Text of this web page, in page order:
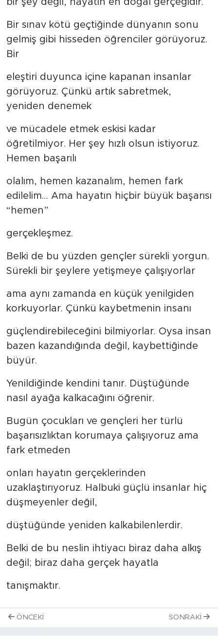
Bir sınav kötü geçtiğinde dünyanın sonu
gelmiş gibi hisseden öğrenciler görüyoruz.
Bir
eleştiri duyunca içine kapanan insanlar
görüyoruz. Çünkü artık sabretmek,
yeniden denemek
ve mücadele etmek eskisi kadar
öğretilmiyor. Her şey hızlı olsun istiyoruz.
Hemen başarılı
olalım, hemen kazanalım, hemen fark
edilelim… Ama hayatın hiçbir büyük başarısı
“hemen”
gerçekleşmez.
Belki de bu yüzden gençler sürekli yorgun.
Sürekli bir şeylere yetişmeye çalışıyorlar
ama aynı zamanda en küçük yenilgiden
korkuyorlar. Çünkü kaybetmenin insanı
güçlendirebileceğini bilmiyorlar. Oysa insan
bazen kazandığında değil, kaybettiğinde
büyür.
Yenildiğinde kendini tanır. Düştüğünde
nasıl ayağa kalkacağını öğrenir.
Bugün çocukları ve gençleri her türlü
başarısızlıktan korumaya çalışıyoruz ama
fark etmeden
onları hayatın gerçeklerinden
uzaklaştırıyoruz. Halbuki güçlü insanlar hiç
düşmeyenler değil,
düştüğünde yeniden kalkabilenlerdir.
Belki de bu neslin ihtiyacı biraz daha alkış
değil; biraz daha gerçek hayatla
tanışmaktır.
ÖNCEKI SONRAKI